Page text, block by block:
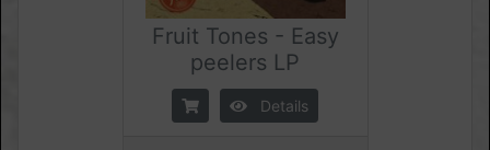
Fruit Tones - Easy
peelers LP
Details